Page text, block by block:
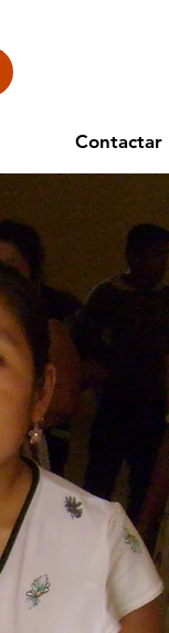
Contactar